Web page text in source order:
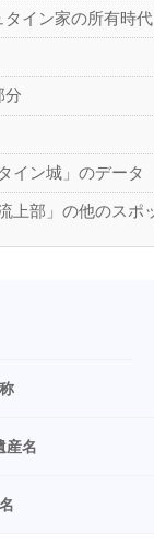
タイン家の所有時代
分
イン城」のデータ
上部」の他のスポ
産名